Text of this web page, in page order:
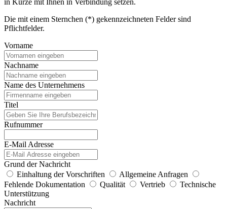
in Kürze mit Ihnen in Verbindung setzen.
Die mit einem Sternchen (*) gekennzeichneten Felder sind
Pflichtfelder.
Vorname
Nachname
Name des Unternehmens
Titel
Rufnummer
E-Mail Adresse
Grund der Nachricht
Einhaltung der Vorschriften
Allgemeine Anfragen
Fehlende Dokumentation
Qualität Vertrieb
Technische
Unterstützung
Nachricht